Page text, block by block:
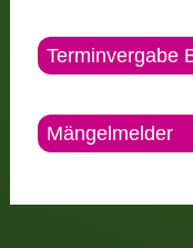
Terminvergabe
Mängelmelder